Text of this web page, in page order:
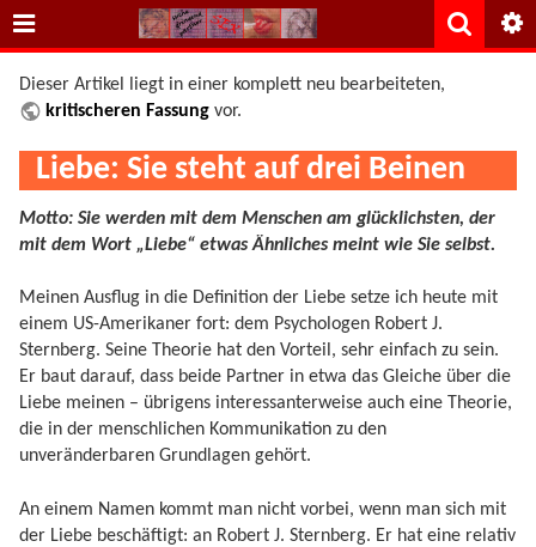
Dieser Artikel liegt in einer komplett neu bearbeiteten,
kritischeren Fassung vor.
Liebe: Sie steht auf drei Beinen
Motto: Sie werden mit dem Menschen am glücklichsten, der
mit dem Wort „Liebe“ etwas Ähnliches meint wie Sie selbst.
Meinen Ausflug in die Definition der Liebe setze ich heute mit
einem US-Amerikaner fort: dem Psychologen Robert J.
Sternberg. Seine Theorie hat den Vorteil, sehr einfach zu sein.
Er baut darauf, dass beide Partner in etwa das Gleiche über die
Liebe meinen – übrigens interessanterweise auch eine Theorie,
die in der menschlichen Kommunikation zu den
unveränderbaren Grundlagen gehört.
An einem Namen kommt man nicht vorbei, wenn man sich mit
der Liebe beschäftigt: an Robert J. Sternberg. Er hat eine relativ